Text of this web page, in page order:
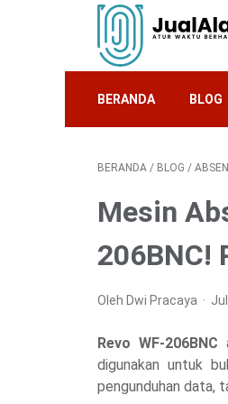
BERANDA BLOG
BERANDA / BLOG /
Mesin
206BNC!
Oleh Dwi Pracaya
Revo WF-206BNC
digunakan untuk
pengunduhan data,